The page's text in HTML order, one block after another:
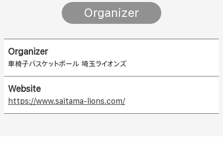
Organizer
Organizer
車椅子バスケットボール 埼玉ライオンズ
Website
https://www.saitama-lions.com/